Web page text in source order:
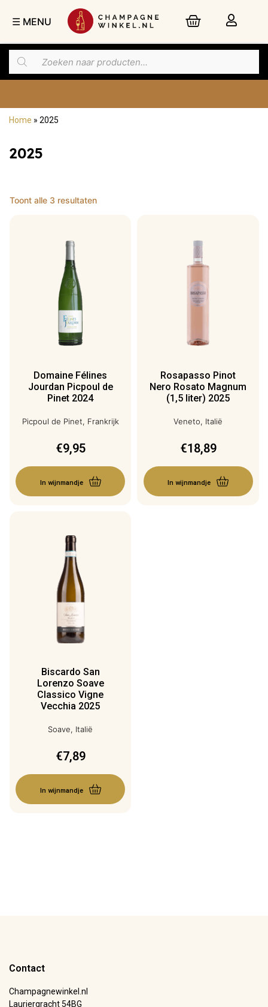
☰ MENU
Home » 2025
2025
Toont alle 3 resultaten
Domaine Félines
Jourdan Picpoul de
Pinet 2024
Picpoul de Pinet, Frankrijk
€9,95
In wijnmandje
Rosapasso Pinot
Nero Rosato Magnum
(1,5 liter) 2025
Veneto, Italië
€18,89
In wijnmandje
Biscardo San
Lorenzo Soave
Classico Vigne
Vecchia 2025
Soave, Italië
€7,89
In wijnmandje
Contact
Champagnewinkel.nl
Lauriergracht 54BG